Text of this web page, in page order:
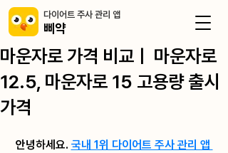
​다이어트 주사 관리 앱
삐약
마운자로 가격 비교ㅣ 마운자로
12.5, 마운자로 15 고용량 출시
가격
안녕하세요. 국내 1위 다이어트 주사 관리 앱